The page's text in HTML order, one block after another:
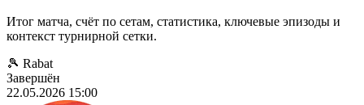
Итог матча, счёт по сетам, статистика, ключевые эпизоды и
контекст турнирной сетки.
🎾 Rabat
Завершён
22.05.2026 15:00